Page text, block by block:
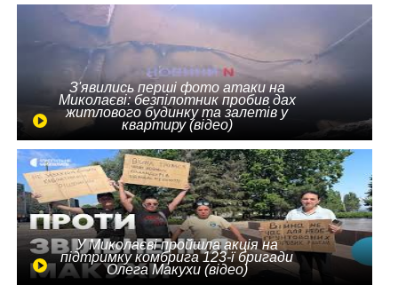
З'явились перші фото атаки на
Миколаєві: безпілотник пробив дах
житлового будинку та залетів у
квартиру (відео)
У Миколаєві пройшла акція на
підтримку комбрига 123-ї бригади
Олега Макухи (відео)